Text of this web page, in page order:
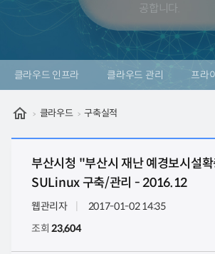
공합니다.
클라우드 인프라 클라우드 관리 프라
클라우드 구축실적
부산시청 "부산시 재난 예경보시설
SULinux 구축/관리 - 2016.12
웹관리자
2017-01-02 14:35
조회23,604